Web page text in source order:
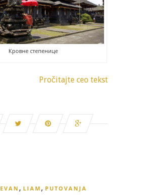
Кровне степенице
Pročitajte ceo tekst
EVAN , LIAM , PUTOVANJA